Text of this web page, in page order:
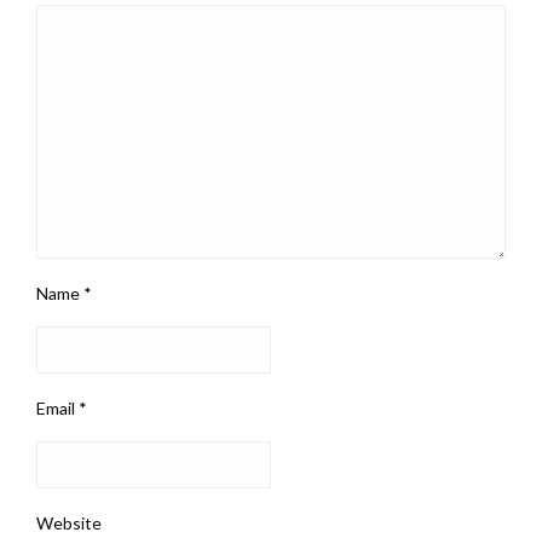
Name *
Email *
Website